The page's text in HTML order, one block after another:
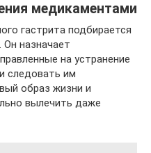
медикаментами
гастрита подбирается
назначает
на устранение
следовать им
образ жизни и
вылечить даже